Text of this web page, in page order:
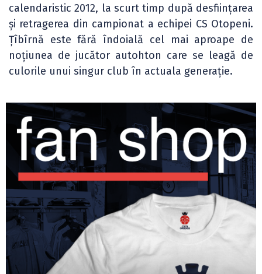
calendaristic 2012, la scurt timp după desființarea
și retragerea din campionat a echipei CS Otopeni.
Țîbîrnă este fără îndoială cel mai aproape de
noțiunea de jucător autohton care se leagă de
culorile unui singur club în actuala generație.